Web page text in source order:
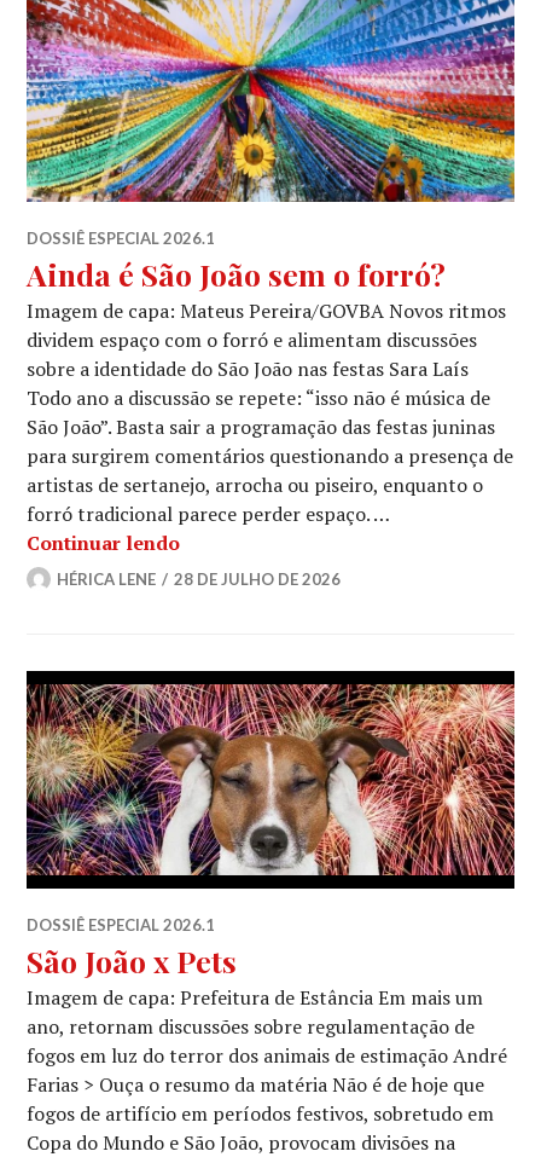
DOSSIÊ ESPECIAL 2026.1
Ainda é São João sem o forró?
Imagem de capa: Mateus Pereira/GOVBA Novos ritmos
dividem espaço com o forró e alimentam discussões
sobre a identidade do São João nas festas Sara Laís
Todo ano a discussão se repete: “isso não é música de
São João”. Basta sair a programação das festas juninas
para surgirem comentários questionando a presença de
artistas de sertanejo, arrocha ou piseiro, enquanto o
forró tradicional parece perder espaço. …
Continuar lendoAinda é São João sem o forró?
HÉRICA LENE 28 DE JULHO DE 2026
DOSSIÊ ESPECIAL 2026.1
São João x Pets
Imagem de capa: Prefeitura de Estância Em mais um
ano, retornam discussões sobre regulamentação de
fogos em luz do terror dos animais de estimação André
Farias > Ouça o resumo da matéria Não é de hoje que
fogos de artifício em períodos festivos, sobretudo em
Copa do Mundo e São João, provocam divisões na